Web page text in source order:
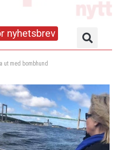
nyhetsbrev
ut med bombhund